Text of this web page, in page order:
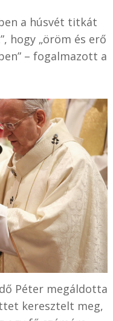
a húsvét titkát
hogy „öröm és erő
– fogalmazott a
Péter megáldotta
keresztelt meg,